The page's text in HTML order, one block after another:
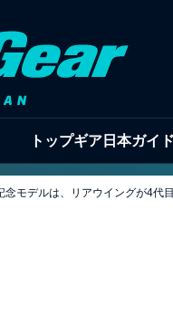
トップギア日本ガイド
モデルは、リアウイングが4代